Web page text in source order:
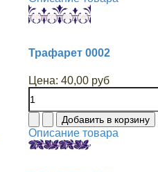
Трафарет 0002
Цена: 40,00 руб
Описание товара